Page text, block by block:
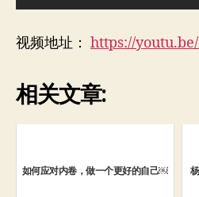
视频地址： https://
相关文章:
如何应对内卷，做一个更好的自己￼